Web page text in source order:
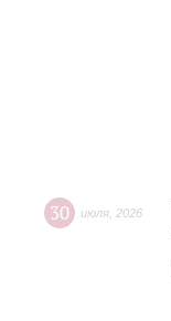
30 июля 2026